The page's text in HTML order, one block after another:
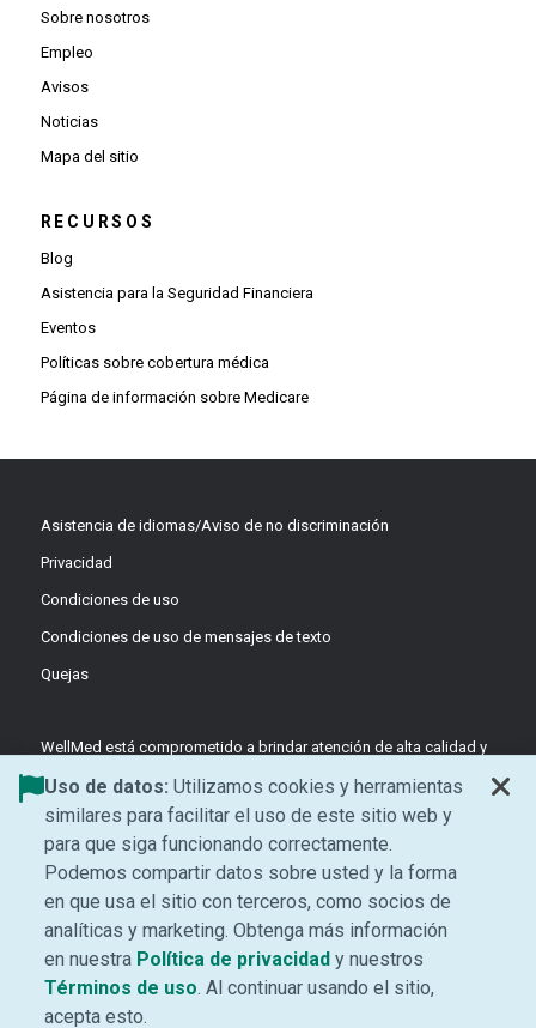
Sobre nosotros
Empleo
Avisos
Noticias
Mapa del sitio
RECURSOS
Blog
Asistencia para la Seguridad Financiera
Eventos
Políticas sobre cobertura médica
Página de información sobre Medicare
Asistencia de idiomas/Aviso de no discriminación
Privacidad
Condiciones de uso
Condiciones de uso de mensajes de texto
Quejas
WellMed está comprometido a brindar atención de alta calidad y
basada en el valor a través de equipos coordinados y liderados
por médicos, enfocados en la prevención y el apoyo centrado en
el paciente.
©2026 WellMed Medical Management Inc.
Facebook (Opens in new window)
LinkedIn (Opens in new window)
YouTube (Opens in new
Instagram (Opens in
Uso de datos: Utilizamos cookies y herramientas
similares para facilitar el uso de este sitio web y
para que siga funcionando correctamente.
Podemos compartir datos sobre usted y la forma
en que usa el sitio con terceros, como socios de
analíticas y marketing. Obtenga más información
en nuestra Política de privacidad(Se abre una ventana
y nuestros
Términos de uso (Se abre una ventana nueva)
. Al continuar usando el sitio,
acepta esto.